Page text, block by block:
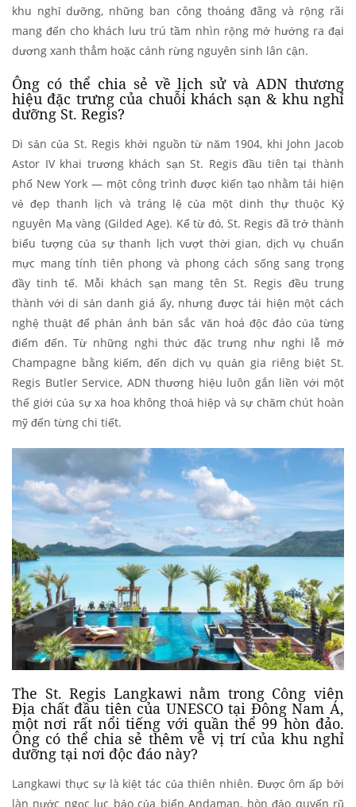
khu nghỉ dưỡng, những ban công thoáng đãng và rộng rãi
mang đến cho khách lưu trú tầm nhìn rộng mở hướng ra đại
dương xanh thẳm hoặc cánh rừng nguyên sinh lân cận.
Ông có thể chia sẻ về lịch sử và ADN thương
hiệu đặc trưng của chuỗi khách sạn & khu nghỉ
dưỡng St. Regis?
Di sản của St. Regis khởi nguồn từ năm 1904, khi John Jacob
Astor IV khai trương khách sạn St. Regis đầu tiên tại thành
phố New York — một công trình được kiến tạo nhằm tái hiện
vẻ đẹp thanh lịch và tráng lệ của một dinh thự thuộc Kỷ
nguyên Mạ vàng (Gilded Age). Kể từ đó, St. Regis đã trở thành
biểu tượng của sự thanh lịch vượt thời gian, dịch vụ chuẩn
mực mang tính tiên phong và phong cách sống sang trọng
đầy tinh tế. Mỗi khách sạn mang tên St. Regis đều trung
thành với di sản danh giá ấy, nhưng được tái hiện một cách
nghệ thuật để phản ánh bản sắc văn hoá độc đáo của từng
điểm đến. Từ những nghi thức đặc trưng như nghi lễ mở
Champagne bằng kiếm, đến dịch vụ quản gia riêng biệt St.
Regis Butler Service, ADN thương hiệu luôn gắn liền với một
thế giới của sự xa hoa không thoả hiệp và sự chăm chút hoàn
mỹ đến từng chi tiết.
The St. Regis Langkawi nằm trong Công viên
Địa chất đầu tiên của UNESCO tại Đông Nam Á,
một nơi rất nổi tiếng với quần thể 99 hòn đảo.
Ông có thể chia sẻ thêm về vị trí của khu nghỉ
dưỡng tại nơi độc đáo này?
Langkawi thực sự là kiệt tác của thiên nhiên. Được ôm ấp bởi
làn nước ngọc lục bảo của biển Andaman, hòn đảo quyến rũ